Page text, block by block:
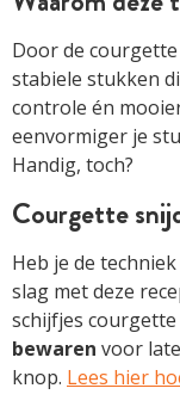
Door de
stabiele stukken
controle én
eenvormiger je
Handig, toch?
Courgette
Heb je de
slag met deze
schijfjes courgette
bewaren voor
knop. Lees hier